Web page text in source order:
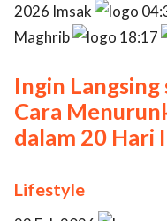
2026 Imsak
Maghrib
18:17
Ingin
Cara
dalam 20 Hari
Lifestyle